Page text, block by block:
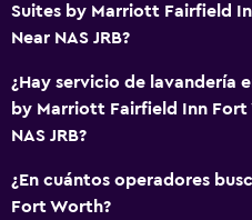
Sistema de entretenimiento
TV de pantalla plana
Servicio de streaming
Suites by Marriott Fairfield
Near NAS JRB?
¿Hay servicio de lavandería
by Marriott Fairfield Inn Fort
NAS JRB?
¿En cuántos operadores
Fort Worth?